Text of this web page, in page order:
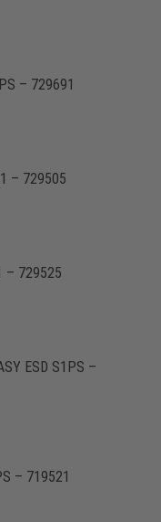
– 729691
– 729505
– 729525
ESD S1PS –
– 719521